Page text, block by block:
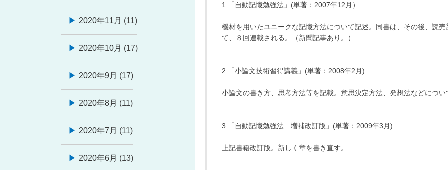
1.「自動記憶勉強法」(単著：2007年12月）
機材を用いたユニークな記憶方法について記述。同書は、その後、読
て、８回連載される。（新聞記事あり。）
2.「小論文技術習得講義」(単著：2008年2月)
小論文の書き方、思考方法等を記載。意思決定方法、発想法などにつ
3.「自動記憶勉強法 増補改訂版」(単著：2009年3月)
上記書籍改訂版。新しく章を書き直す。
2020年11月 (11)
2020年10月 (17)
2020年9月 (17)
2020年8月 (11)
2020年7月 (11)
2020年6月 (13)